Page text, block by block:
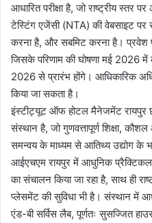
आधारित परीक्षा है, जो राष्ट्रीय
टेस्टिंग एजेंसी (NTA) की वेबसाइट
करना है, और सबमिट करना है। प्रवेश
जिसके परिणाम की घोषणा मई 2026
2026 से प्रारंभ होंगे। आधिकारिक
किया जा सकता है।
इंस्टीट्यूट ऑफ होटल मैनेजमेंट रायपुर
संस्थान है, जो गुणवत्तापूर्ण शिक्षा,
समन्वय के माध्यम से आतिथ्य उद्योग के
आईएचएम रायपुर में आधुनिक
का संचालन किया जा रहा है, साथ ही
प्लेसमेंट की सुविधा भी है। संस्थान में
एंड-बी सर्विस लैब, पूर्णतः सुसज्जित